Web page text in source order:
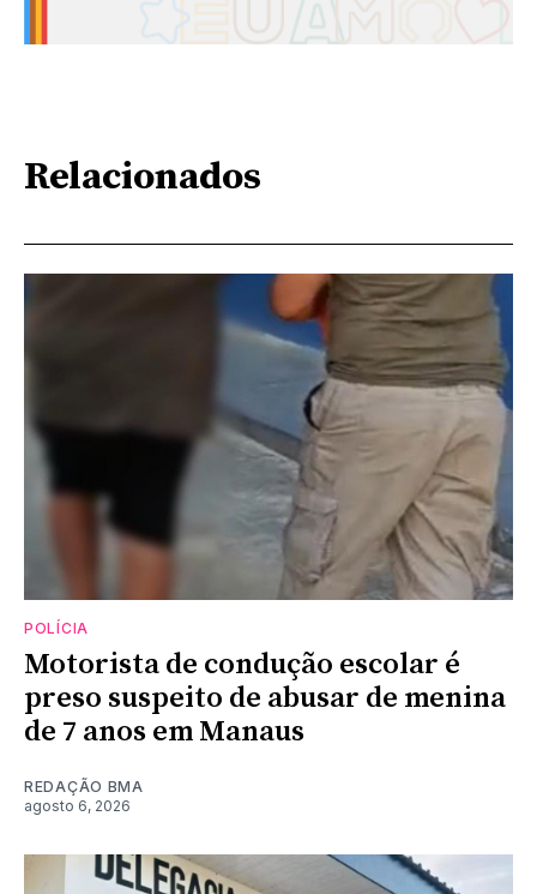
Relacionados
POLÍCIA
Motorista de condução escolar é
preso suspeito de abusar de menina
de 7 anos em Manaus
REDAÇÃO BMA
agosto 6, 2026